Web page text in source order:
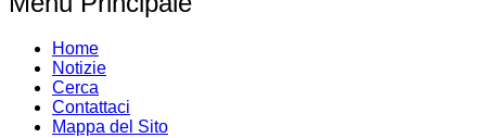
Home
Notizie
Cerca
Contattaci
Mappa del Sito